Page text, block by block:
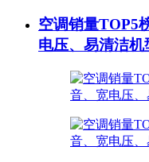
空调销量TOP5
电压、易清洁机